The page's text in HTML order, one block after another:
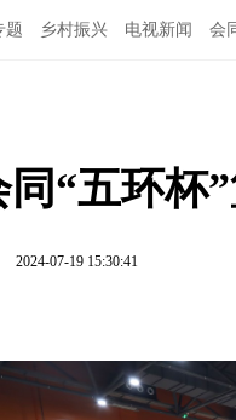
题 乡村振兴 电视新闻 会
“五环杯
2024-07-19 15:30:41